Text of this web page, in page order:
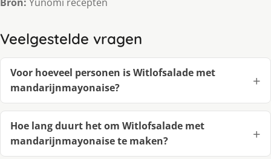
Veelgestelde vragen
Voor hoeveel personen is Witlofsalade met
mandarijnmayonaise?
Hoe lang duurt het om Witlofsalade met
mandarijnmayonaise te maken?